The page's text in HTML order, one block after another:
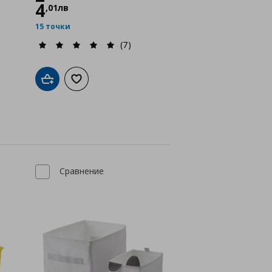
любими
4,01лв
15 точки
(7)
Добави в кошницата
Добави към списъка с любими
Сравнение